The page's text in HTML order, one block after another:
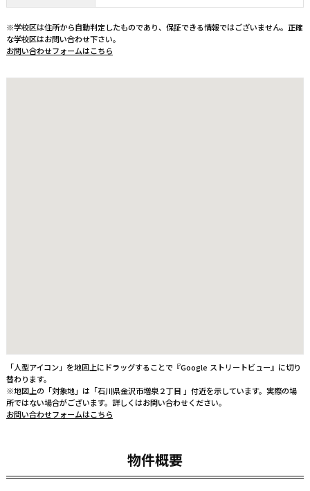
※学校区は住所から自動判定したものであり、保証できる情報ではございません。正確
な学校区はお問い合わせ下さい。
お問い合わせフォームはこちら
「人型アイコン」を地図上にドラッグすることで『Google ストリートビュー』に切り
替わります。
※地図上の「対象地」は「石川県金沢市増泉２丁目 」付近を示しています。実際の場
所ではない場合がございます。詳しくはお問い合わせください。
お問い合わせフォームはこちら
物件概要